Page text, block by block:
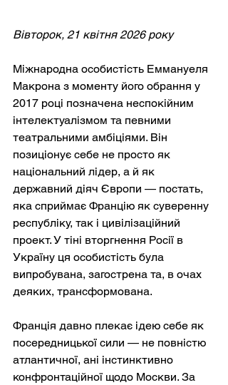
Вівторок, 21 квітня 2026 року
Міжнародна особистість Еммануеля
Макрона з моменту його обрання у
2017 році позначена неспокійним
інтелектуалізмом та певними
театральними амбіціями. Він
позиціонує себе не просто як
національний лідер, а й як
державний діяч Європи — постать,
яка сприймає Францію як суверенну
республіку, так і цивілізаційний
проект. У тіні вторгнення Росії в
Україну ця особистість була
випробувана, загострена та, в очах
деяких, трансформована.
Франція давно плекає ідею себе як
посередницької сили — не повністю
атлантичної, ані інстинктивно
конфронтаційної щодо Москви. За